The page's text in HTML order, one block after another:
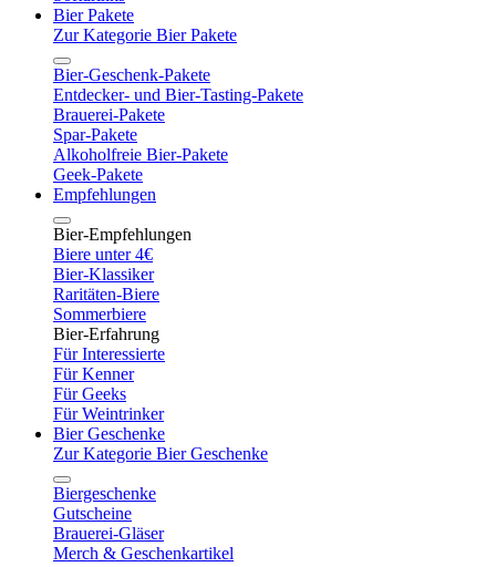
Bier Pakete
Zur Kategorie Bier Pakete
Bier-Geschenk-Pakete
Entdecker- und Bier-Tasting-Pakete
Brauerei-Pakete
Spar-Pakete
Alkoholfreie Bier-Pakete
Geek-Pakete
Empfehlungen
Bier-Empfehlungen
Biere unter 4€
Bier-Klassiker
Raritäten-Biere
Sommerbiere
Bier-Erfahrung
Für Interessierte
Für Kenner
Für Geeks
Für Weintrinker
Bier Geschenke
Zur Kategorie Bier Geschenke
Biergeschenke
Gutscheine
Brauerei-Gläser
Merch & Geschenkartikel